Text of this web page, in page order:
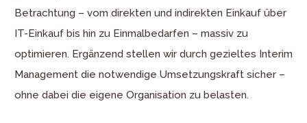
Betrachtung – vom direkten und indirekten Einkauf über
IT-Einkauf bis hin zu Einmalbedarfen – massiv zu
optimieren. Ergänzend stellen wir durch gezieltes Interim
Management die notwendige Umsetzungskraft sicher –
ohne dabei die eigene Organisation zu belasten.